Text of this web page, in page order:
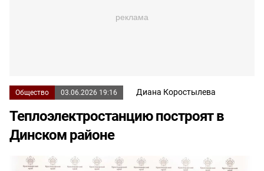
Общество 03.06.2026 19:16 Диана Коростылева
Теплоэлектростанцию построят в
Динском районе